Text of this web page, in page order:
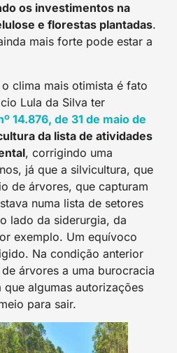
os investimentos na
e florestas plantadas.
mais forte pode estar a
clima mais otimista é fato
Lula da Silva ter
14.876, de 31 de maio de
da lista de atividades
, corrigindo uma
já que a silvicultura, que
de árvores, que capturam
numa lista de setores
lado da siderurgia, da
exemplo. Um equívoco
Na condição anterior
árvores a uma burocracia
algumas autorizações
para sair.